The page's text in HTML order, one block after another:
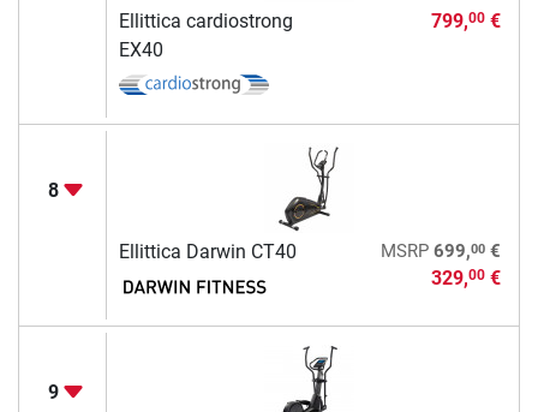
Ellittica cardiostrong
EX40
799,00€
8
Ellittica Darwin CT40 MSRP 699,00€
329,00€
9